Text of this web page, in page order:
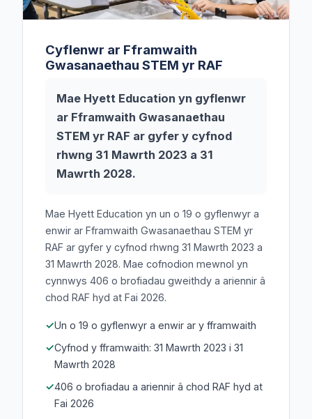
Cyflenwr ar Fframwaith
Gwasanaethau STEM yr RAF
Mae Hyett Education yn gyflenwr
ar Fframwaith Gwasanaethau
STEM yr RAF ar gyfer y cyfnod
rhwng 31 Mawrth 2023 a 31
Mawrth 2028.
Mae Hyett Education yn un o 19 o gyflenwyr a
enwir ar Fframwaith Gwasanaethau STEM yr
RAF ar gyfer y cyfnod rhwng 31 Mawrth 2023 a
31 Mawrth 2028. Mae cofnodion mewnol yn
cynnwys 406 o brofiadau gweithdy a ariennir â
chod RAF hyd at Fai 2026.
Un o 19 o gyflenwyr a enwir ar y fframwaith
Cyfnod y fframwaith: 31 Mawrth 2023 i 31
Mawrth 2028
406 o brofiadau a ariennir â chod RAF hyd at
Fai 2026